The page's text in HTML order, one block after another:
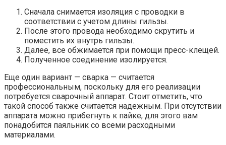
Сначала снимается изоляция с проводки в
соответствии с учетом длины гильзы.
После этого провода необходимо скрутить и
поместить их внутрь гильзы.
Далее, все обжимается при помощи пресс-клещей.
Полученное соединение изолируется.
Еще один вариант — сварка — считается
профессиональным, поскольку для его реализации
потребуется сварочный аппарат. Стоит отметить, что
такой способ также считается надежным. При отсутствии
аппарата можно прибегнуть к пайке, для этого вам
понадобится паяльник со всеми расходными
материалами.